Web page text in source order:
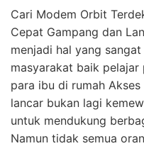
Cari Modem Orbit
Cepat Gampang dan
menjadi hal yang
masyarakat baik pelajar
para ibu di rumah
lancar bukan lagi
untuk mendukung
Namun tidak semua